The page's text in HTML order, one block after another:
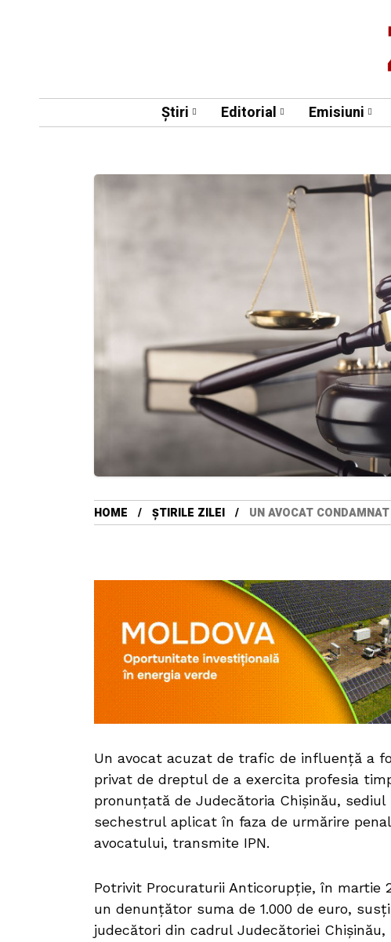
Știri Editorial Emisiuni
HOME ȘTIRILE ZILEI UN AVOCAT
Un avocat acuzat de trafic de influență a
privat de dreptul de a exercita profesia
pronunțată de Judecătoria Chișinău,
sechestrul aplicat în faza de urmărire
avocatului, transmite IPN.
Potrivit Procuraturii Anticorupție, în
un denunțător suma de 1.000 de euro,
judecători din cadrul Judecătoriei